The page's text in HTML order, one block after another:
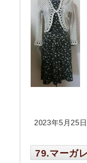
2023年5月25
79.マーガ